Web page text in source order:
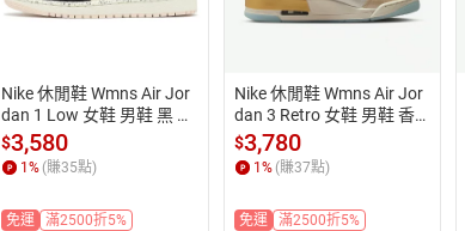
Nike 休閒鞋 Wmns Air Jor
dan 1 Low 女鞋 男鞋 黑 淡
粉 潑墨 AJ1
$3,580
1% (賺35點)
免運
滿2500折5%
Nike 休閒鞋 Wmns Air Jor
dan 3 Retro 女鞋 男鞋 香
檳金 IB2255-100
$3,780
1 % (賺37點)
免運
滿2500折5%